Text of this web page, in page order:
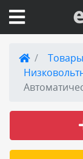
Вход на
Поиск
Справка